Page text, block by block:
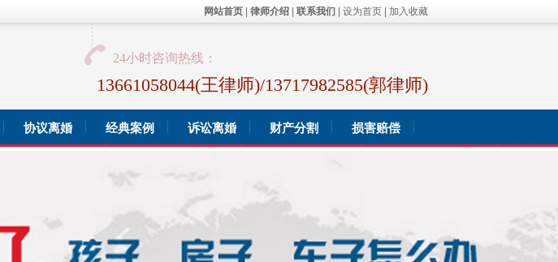
网站首页 律师介绍 联系我们 设为首页 加入收藏
24小时咨询热线：
13661058044(王律师)/13717982585(郭律师)
协议离婚 经典案例 诉讼离婚 财产分割 损害赔偿